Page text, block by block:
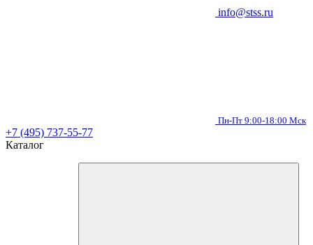
info@stss.ru
Пн-Пт 9:00-18:00 Мск
+7 (495) 737-55-77
Каталог